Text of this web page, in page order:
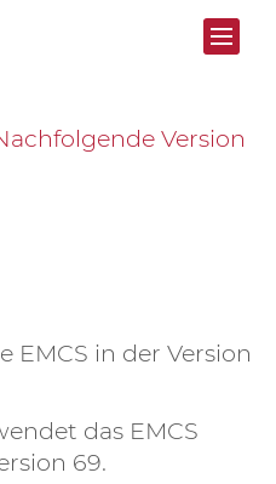
Version
EMCS in der Version
das EMCS
69.